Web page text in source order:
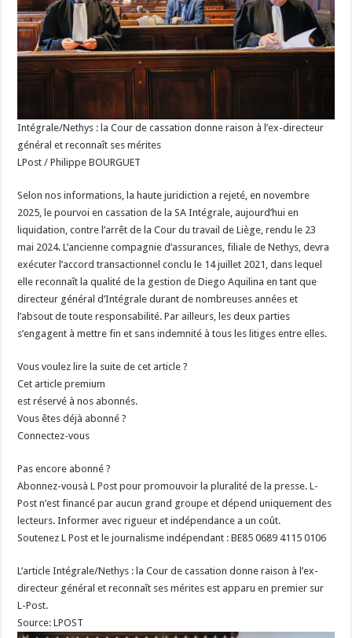
Intégrale/Nethys : la Cour de cassation donne raison à l’ex-directeur
général et reconnaît ses mérites
LPost / Philippe BOURGUET
Selon nos informations, la haute juridiction a rejeté, en novembre
2025, le pourvoi en cassation de la SA Intégrale, aujourd’hui en
liquidation, contre l’arrêt de la Cour du travail de Liège, rendu le 23
mai 2024. L’ancienne compagnie d’assurances, filiale de Nethys, devra
exécuter l’accord transactionnel conclu le 14 juillet 2021, dans lequel
elle reconnaît la qualité de la gestion de Diego Aquilina en tant que
directeur général d’Intégrale durant de nombreuses années et
l’absout de toute responsabilité. Par ailleurs, les deux parties
s’engagent à mettre fin et sans indemnité à tous les litiges entre elles.
Vous voulez lire la suite de cet article ?
Cet article premium
est réservé à nos abonnés.
Vous êtes déjà abonné ?
Connectez-vous
Pas encore abonné ?
Abonnez-vousà L Post pour promouvoir la pluralité de la presse. L-
Post n’est financé par aucun grand groupe et dépend uniquement des
lecteurs. Informer avec rigueur et indépendance a un coût.
Soutenez L Post et le journalisme indépendant : BE85 0689 4115 0106
L’article Intégrale/Nethys : la Cour de cassation donne raison à l’ex-
directeur général et reconnaît ses mérites est apparu en premier sur
L-Post.
Source: LPOST